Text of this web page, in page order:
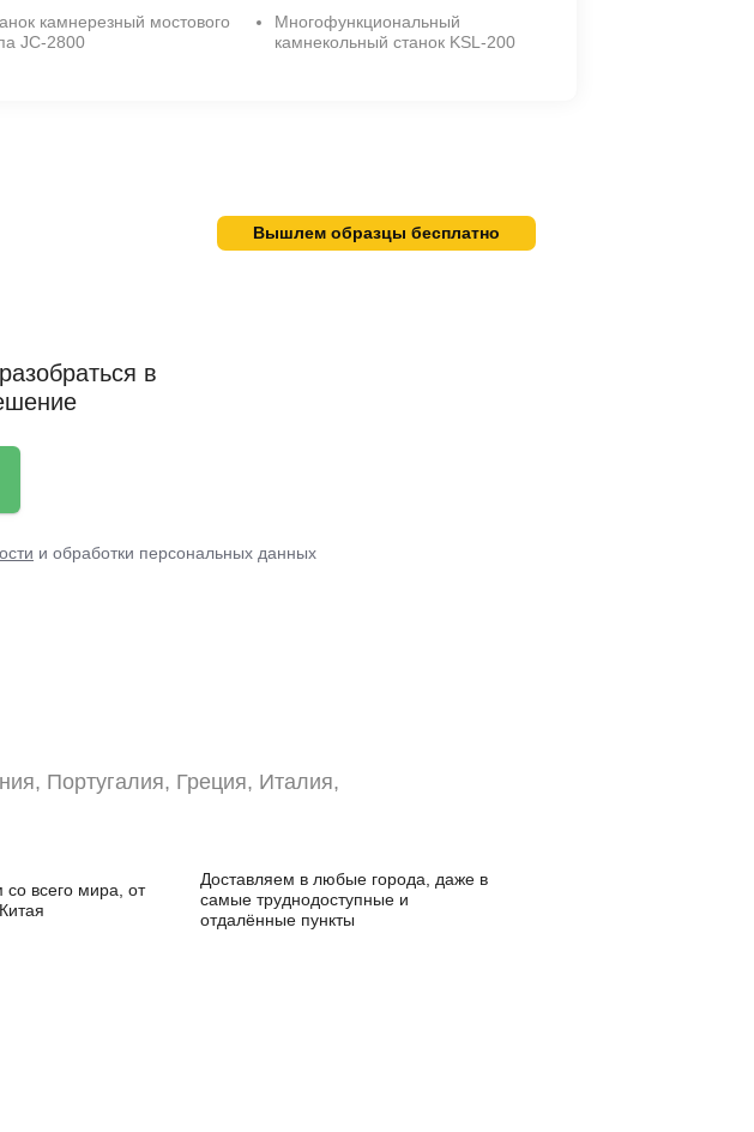
камнерезный мостового
JC-2800
Многофункциональный
камнекольный станок KSL-200
Вышлем образцы бесплатно
в
и обработки персональных данных
Португалия, Греция, Италия,
всего мира, от
Доставляем в любые города, даже в
самые труднодоступные и
отдалённые пункты